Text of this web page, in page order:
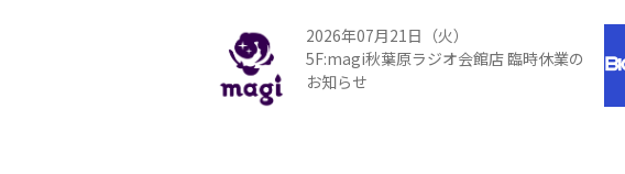
2026年07月21日（火）
5F:magi秋葉原ラジオ会館店 臨時休業の
お知らせ